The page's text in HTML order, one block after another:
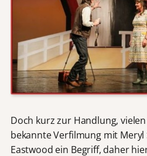
Doch kurz zur Handlung,
bekannte Verfilmung mit Meryl
Eastwood ein Begriff, daher